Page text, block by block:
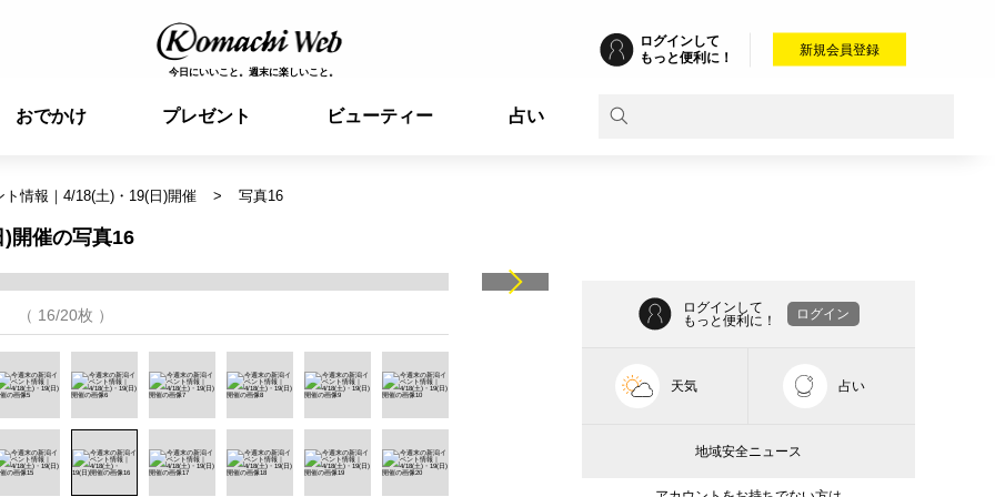
今日にいいこと。週末に楽しいこと。
ログインして
もっと便利に！
新規会員登録
おでかけ プレゼント ビューティー 占い
情報｜4/18(土)・19(日)開催 写真16
開催の写真16
（ 16/20枚 ）
ログインして
もっと便利に！
ログイン
天気 占い
地域安全ニュース